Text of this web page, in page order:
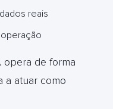
reais
opera de forma
a atuar como